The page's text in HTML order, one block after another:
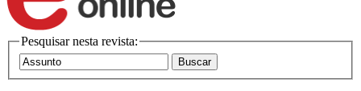
Pesquisar nesta revista: